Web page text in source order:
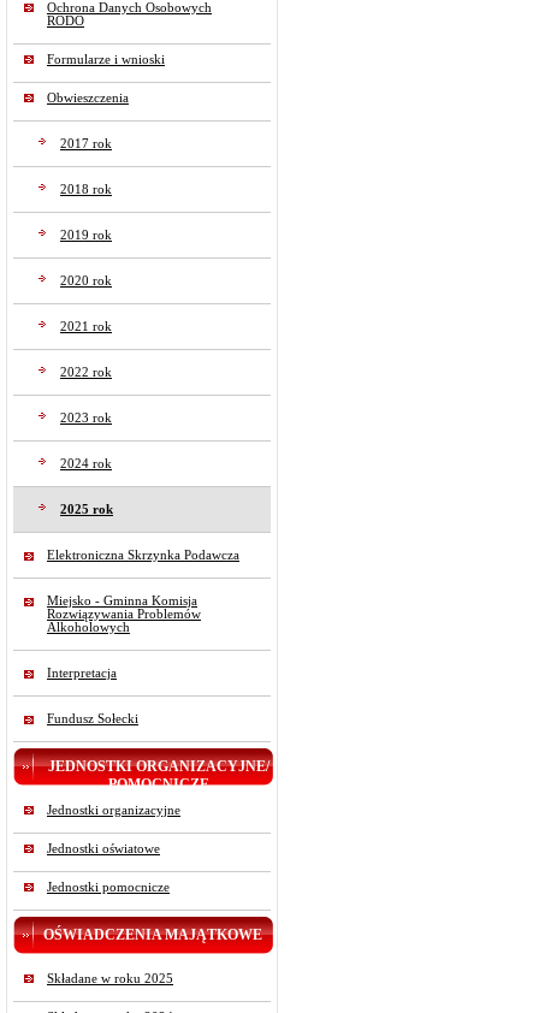
Ochrona Danych Osobowych
RODO
Formularze i wnioski
Obwieszczenia
2017 rok
2018 rok
2019 rok
2020 rok
2021 rok
2022 rok
2023 rok
2024 rok
2025 rok
Elektroniczna Skrzynka Podawcza
Miejsko - Gminna Komisja
Rozwiązywania Problemów
Alkoholowych
Interpretacja
Fundusz Sołecki
JEDNOSTKI ORGANIZACYJNE/
POMOCNICZE
Jednostki organizacyjne
Jednostki oświatowe
Jednostki pomocnicze
OŚWIADCZENIA MAJĄTKOWE
Składane w roku 2025